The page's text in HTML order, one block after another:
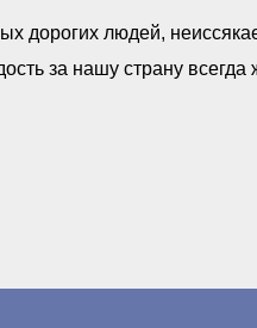
дорогих людей,
за нашу страну